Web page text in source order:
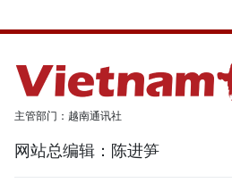
主管部门：越南通讯社
网站总编辑：陈进笋